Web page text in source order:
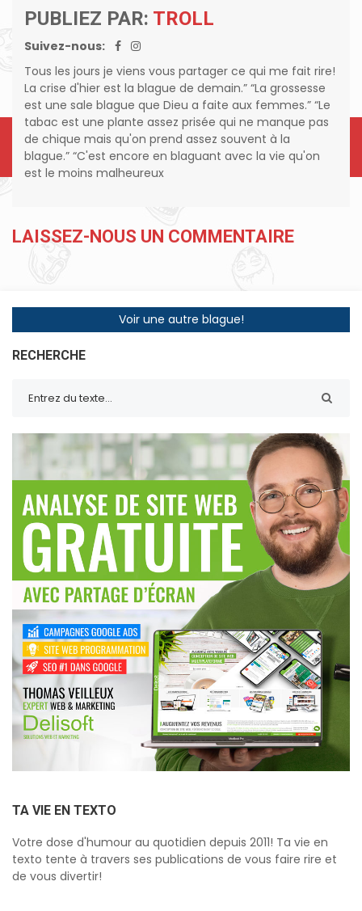
PUBLIEZ PAR: TROLL
Suivez-nous:
Tous les jours je viens vous partager ce qui me fait rire!
La crise d'hier est la blague de demain.” “La grossesse
est une sale blague que Dieu a faite aux femmes.” “Le
tabac est une plante assez prisée qui ne manque pas
de chique mais qu'on prend assez souvent à la
blague.” “C'est encore en blaguant avec la vie qu'on
est le moins malheureux
LAISSEZ-NOUS UN COMMENTAIRE
Voir une autre blague!
RECHERCHE
TA VIE EN TEXTO
Votre dose d'humour au quotidien depuis 2011! Ta vie en
texto tente à travers ses publications de vous faire rire et
de vous divertir!